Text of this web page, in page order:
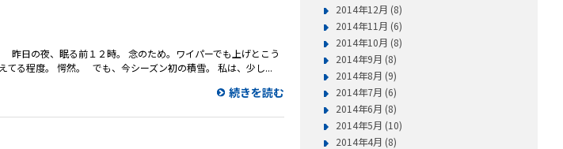
昨日の夜、眠る前１２時。 念のため。ワイパーでも上げとこう
る程度。 愕然。 でも、今シーズン初の積雪。 私は、少し...
続きを読む
2014年12月 (8)
2014年11月 (6)
2014年10月 (8)
2014年9月 (8)
2014年8月 (9)
2014年7月 (6)
2014年6月 (8)
2014年5月 (10)
2014年4月 (8)